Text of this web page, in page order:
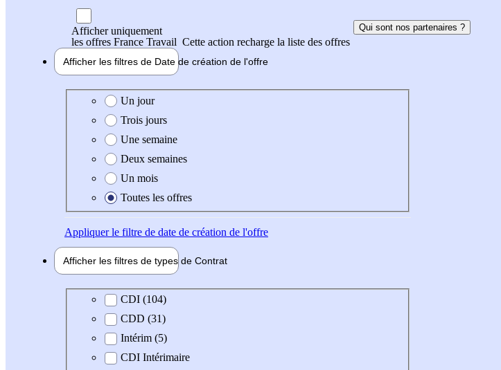
Afficher uniquement
les offres France Travail Cette action recharge la liste des offres
Qui sont nos partenaires ?
Afficher les filtres de Date de création de l'offre
Date de création de l'offre
Un jour
Trois jours
Une semaine
Deux semaines
Un mois
Toutes les offres
Appliquerle filtre de date de création de l'offre
Afficher les filtres de types de Contrat
Type de contratCDI (104)
CDD (31)
Intérim (5)
CDI Intérimaire